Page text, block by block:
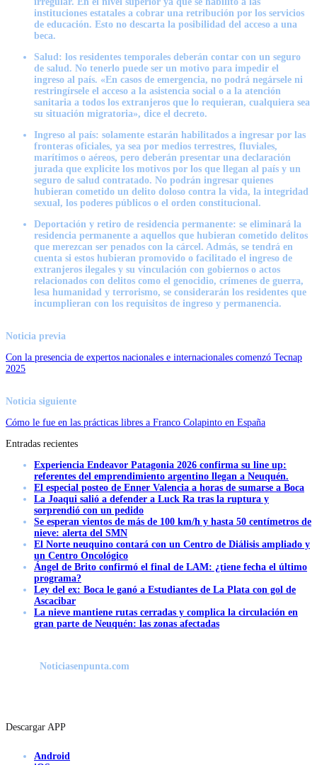
instituciones estatales a cobrar una retribución por los servicios
de educación. Esto no descarta la posibilidad del acceso a una
beca.
Salud: los residentes temporales deberán contar con un seguro
de salud. No tenerlo puede ser un motivo para impedir el
ingreso al país. «En casos de emergencia, no podrá negársele ni
restringírsele el acceso a la asistencia social o a la atención
sanitaria a todos los extranjeros que lo requieran, cualquiera sea
su situación migratoria», dice el decreto.
Ingreso al país: solamente estarán habilitados a ingresar por las
fronteras oficiales, ya sea por medios terrestres, fluviales,
marítimos o aéreos, pero deberán presentar una declaración
jurada que explicite los motivos por los que llegan al país y un
seguro de salud contratado. No podrán ingresar quienes
hubieran cometido un delito doloso contra la vida, la integridad
sexual, los poderes públicos o el orden constitucional.
Deportación y retiro de residencia permanente: se eliminará la
residencia permanente a aquellos que hubieran cometido delitos
que merezcan ser penados con la cárcel. Admás, se tendrá en
cuenta si estos hubieran promovido o facilitado el ingreso de
extranjeros ilegales y su vinculación con gobiernos o actos
relacionados con delitos como el genocidio, crímenes de guerra,
lesa humanidad y terrorismo, se considerarán los residentes que
incumplieran con los requisitos de ingreso y permanencia.
Noticia previa
Con la presencia de expertos nacionales e internacionales comenzó Tecnap
2025
Noticia siguiente
Cómo le fue en las prácticas libres a Franco Colapinto en España
Entradas recientes
Experiencia Endeavor Patagonia 2026 confirma su line up:
referentes del emprendimiento argentino llegan a Neuquén.
El especial posteo de Enner Valencia a horas de sumarse a Boca
La Joaqui salió a defender a Luck Ra tras la ruptura y
sorprendió con un pedido
Se esperan vientos de más de 100 km/h y hasta 50 centímetros de
nieve: alerta del SMN
El Norte neuquino contará con un Centro de Diálisis ampliado y
un Centro Oncológico
Ángel de Brito confirmó el final de LAM: ¿tiene fecha el último
programa?
Ley del ex: Boca le ganó a Estudiantes de La Plata con gol de
Ascacibar
La nieve mantiene rutas cerradas y complica la circulación en
gran parte de Neuquén: las zonas afectadas
Noticiasenpunta.com
Descargar APP
Android